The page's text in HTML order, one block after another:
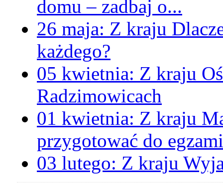
domu – zadbaj o...
26 maja: Z kraju
każdego?
05 kwietnia: Z kraju
Radzimowicach
01 kwietnia: Z kraju
przygotować do
03 lutego: Z kraju